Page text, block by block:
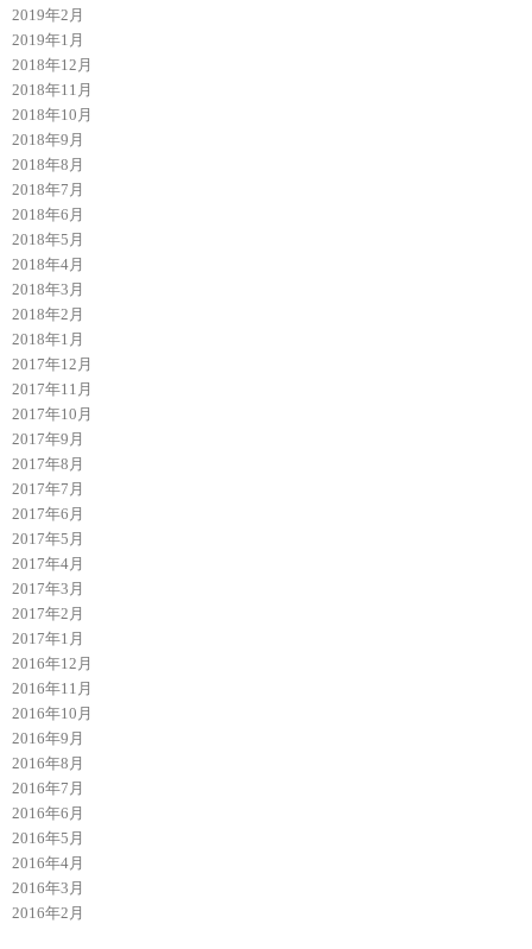
2019年2月
2019年1月
2018年12月
2018年11月
2018年10月
2018年9月
2018年8月
2018年7月
2018年6月
2018年5月
2018年4月
2018年3月
2018年2月
2018年1月
2017年12月
2017年11月
2017年10月
2017年9月
2017年8月
2017年7月
2017年6月
2017年5月
2017年4月
2017年3月
2017年2月
2017年1月
2016年12月
2016年11月
2016年10月
2016年9月
2016年8月
2016年7月
2016年6月
2016年5月
2016年4月
2016年3月
2016年2月